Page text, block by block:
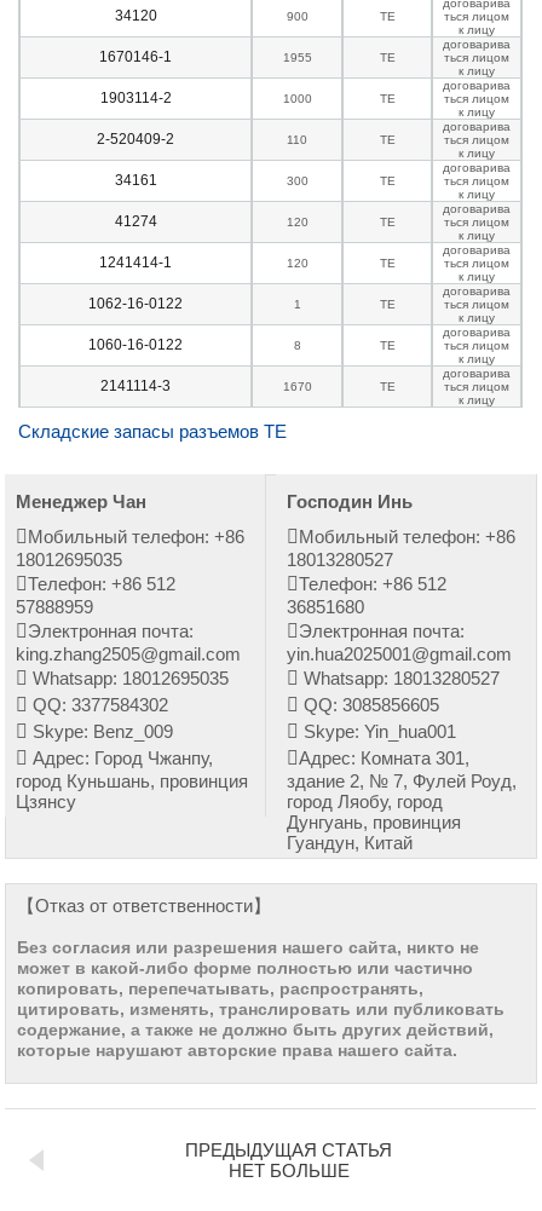
34120 900 TE
договарива
ться лицом
к лицу
1670146-1 1955 TE
договарива
ться лицом
к лицу
1903114-2 1000 TE
договарива
ться лицом
к лицу
2-520409-2 110 TE
договарива
ться лицом
к лицу
34161 300 TE
договарива
ться лицом
к лицу
41274 120 TE
договарива
ться лицом
к лицу
1241414-1 120 TE
договарива
ться лицом
к лицу
1062-16-0122 1 TE
договарива
ться лицом
к лицу
1060-16-0122 8 TE
договарива
ться лицом
к лицу
2141114-3 1670 TE
договарива
ться лицом
к лицу
Складские запасы разъемов TE
Менеджер Чан
Мобильный телефон: +86
18012695035
Телефон: +86 512
57888959
Электронная почта:
king.zhang2505@gmail.com
Whatsapp: 18012695035
QQ: 3377584302
Skype: Benz_009
Адрес: Город Чжанпу,
город Куньшань, провинция
Цзянсу
Господин Инь
Мобильный телефон: +86
18013280527
Телефон: +86 512
36851680
Электронная почта:
yin.hua2025001@gmail.com
Whatsapp: 18013280527
QQ: 3085856605
Skype: Yin_hua001
Адрес: Комната 301,
здание 2, № 7, Фулей Роуд,
город Ляобу, город
Дунгуань, провинция
Гуандун, Китай
【Отказ от ответственности】
Без согласия или разрешения нашего сайта, никто не
может в какой-либо форме полностью или частично
копировать, перепечатывать, распространять,
цитировать, изменять, транслировать или публиковать
содержание, а также не должно быть других действий,
которые нарушают авторские права нашего сайта.
ПРЕДЫДУЩАЯ СТАТЬЯ
НЕТ БОЛЬШЕ